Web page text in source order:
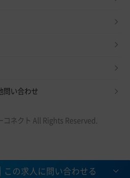
この求人に問い合わせる
問い合わせ
ネクト All Rights Reserved.